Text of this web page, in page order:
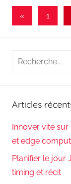
«Publications
1
Recherche
Articles
Innover vite
et edge
Planifier le jour
timing et récit